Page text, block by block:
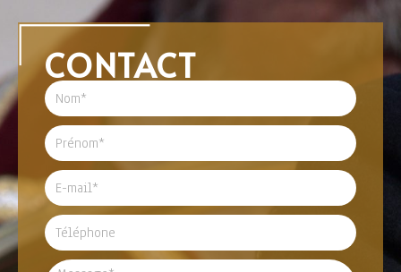
CONTACT